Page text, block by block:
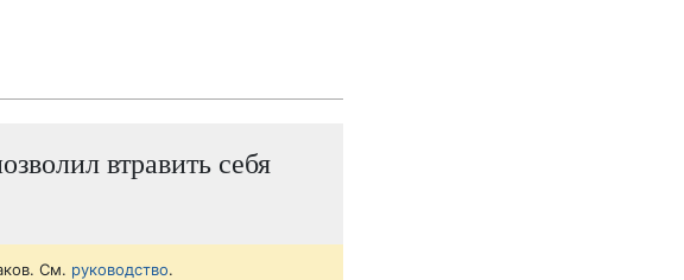
втравить себя
См. руководство.